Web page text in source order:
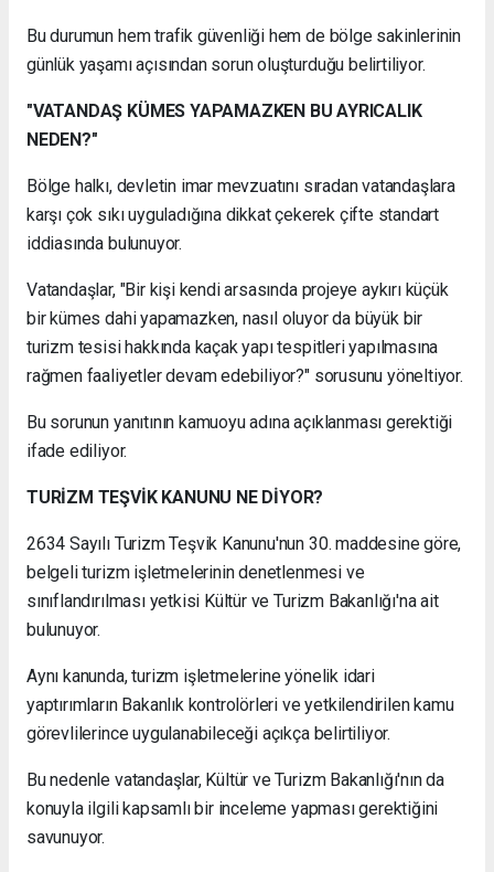
Bu durumun hem trafik güvenliği hem de bölge sakinlerinin
günlük yaşamı açısından sorun oluşturduğu belirtiliyor.
"VATANDAŞ KÜMES YAPAMAZKEN BU AYRICALIK
NEDEN?"
Bölge halkı, devletin imar mevzuatını sıradan vatandaşlara
karşı çok sıkı uyguladığına dikkat çekerek çifte standart
iddiasında bulunuyor.
Vatandaşlar, "Bir kişi kendi arsasında projeye aykırı küçük
bir kümes dahi yapamazken, nasıl oluyor da büyük bir
turizm tesisi hakkında kaçak yapı tespitleri yapılmasına
rağmen faaliyetler devam edebiliyor?" sorusunu yöneltiyor.
Bu sorunun yanıtının kamuoyu adına açıklanması gerektiği
ifade ediliyor.
TURİZM TEŞVİK KANUNU NE DİYOR?
2634 Sayılı Turizm Teşvik Kanunu'nun 30. maddesine göre,
belgeli turizm işletmelerinin denetlenmesi ve
sınıflandırılması yetkisi Kültür ve Turizm Bakanlığı'na ait
bulunuyor.
Aynı kanunda, turizm işletmelerine yönelik idari
yaptırımların Bakanlık kontrolörleri ve yetkilendirilen kamu
görevlilerince uygulanabileceği açıkça belirtiliyor.
Bu nedenle vatandaşlar, Kültür ve Turizm Bakanlığı'nın da
konuyla ilgili kapsamlı bir inceleme yapması gerektiğini
savunuyor.